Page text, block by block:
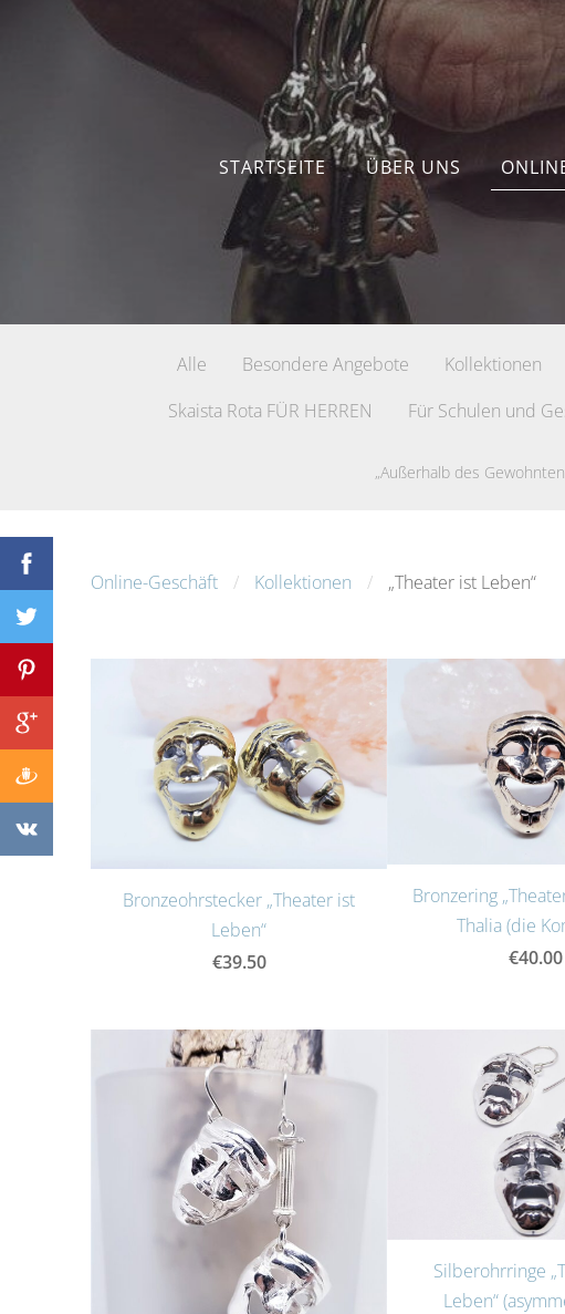
STARTSEITE ÜBER UNS
Alle Besondere Angebote Kollektionen
Skaista Rota FÜR HERREN
Für Schulen und
„Außerhalb des
Online-Geschäft Kollektionen „Theater ist Leben“
Bronzeohrstecker „Theater ist
Leben“
€39.50
Bronzering
Thalia (die
€40.00
Silberohrringe
Leben“